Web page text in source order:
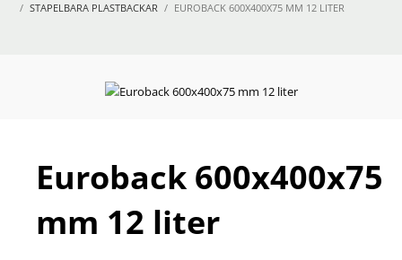
STAPELBARA PLASTBACKAR
EUROBACK 600X400X75 MM 12 LITER
Euroback 600x400x75
mm 12 liter